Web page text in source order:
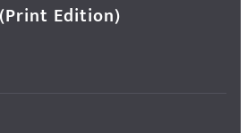
Edition)